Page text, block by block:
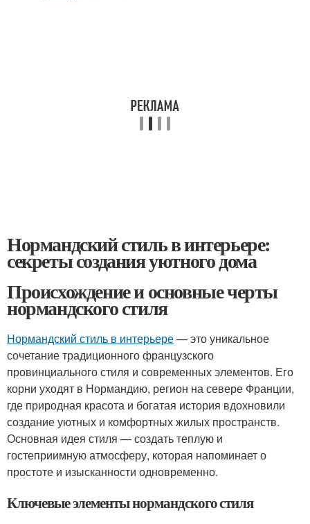
Нормандский стиль в интерьере:
секреты создания уютного дома
Происхождение и основные черты
нормандского стиля
Нормандский стиль в интерьере— это уникальное
сочетание традиционного французского
провинциального стиля и современных элементов. Его
корни уходят в Нормандию, регион на севере Франции,
где природная красота и богатая история вдохновили
создание уютных и комфортных жилых пространств.
Основная идея стиля — создать теплую и
гостеприимную атмосферу, которая напоминает о
простоте и изысканности одновременно.
Ключевые элементы нормандского стиля